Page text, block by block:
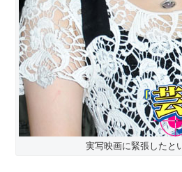
実写映画に緊張したと